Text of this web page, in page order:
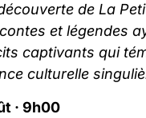
de La
et légendes
captivants qui
culturelle
· 9h00